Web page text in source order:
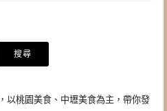
以桃園美食、中壢美食為主，帶你發